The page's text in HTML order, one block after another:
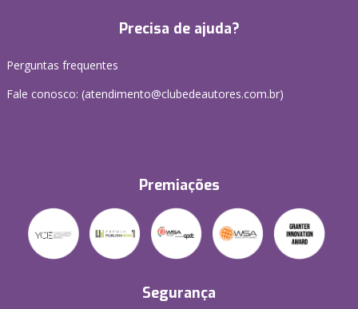
Precisa de ajuda?
Perguntas frequentes
Fale conosco: (atendimento@clubedeautores.com.br)
Premiações
Segurança